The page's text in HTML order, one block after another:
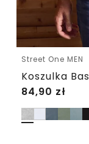
Street One MEN
Koszulka
84,90 zł